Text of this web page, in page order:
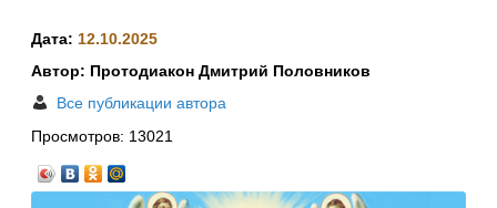
Дата: 12.10.2025
Автор: Протодиакон Дмитрий Половников
Все публикации автора
Просмотров: 13021